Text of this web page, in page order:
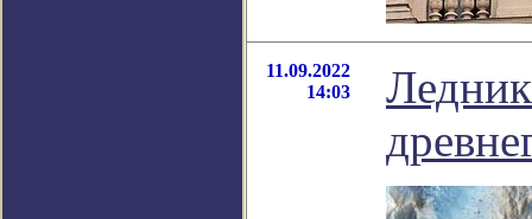
11.09.2022
14:03